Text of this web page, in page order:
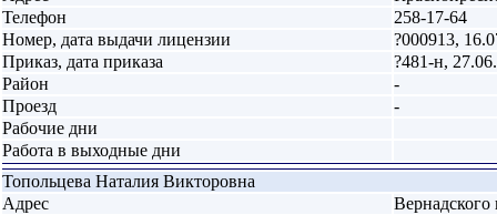
Телефон
258-17-64
Номер, дата выдачи лицензии
?000913,
Приказ, дата приказа
?481-н,
Район
-
Проезд
-
Рабочие дни
Работа в выходные дни
Топольцева Наталия Викторовна
Адрес
Вернадского